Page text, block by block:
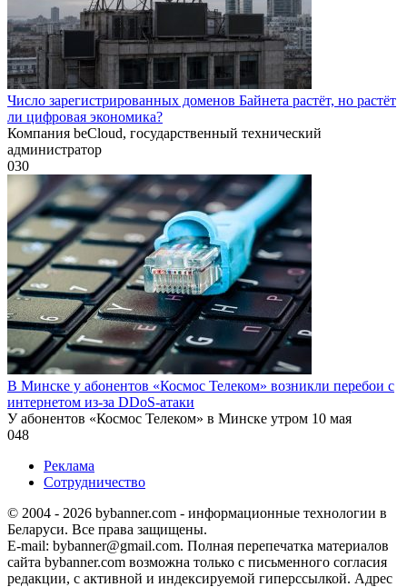
Число зарегистрированных доменов Байнета растёт, но растёт
ли цифровая экономика?
Компания beCloud, государственный технический
администратор
030
В Минске у абонентов «Космос Телеком» возникли перебои с
интернетом из-за DDoS-атаки
У абонентов «Космос Телеком» в Минске утром 10 мая
048
Реклама
Сотрудничество
© 2004 - 2026 bybanner.com - информационные технологии в
Беларуси. Все права защищены.
E-mail: bybanner@gmail.com. Полная перепечатка материалов
сайта bybanner.com возможна только с письменного согласия
редакции, с активной и индексируемой гиперссылкой. Адрес